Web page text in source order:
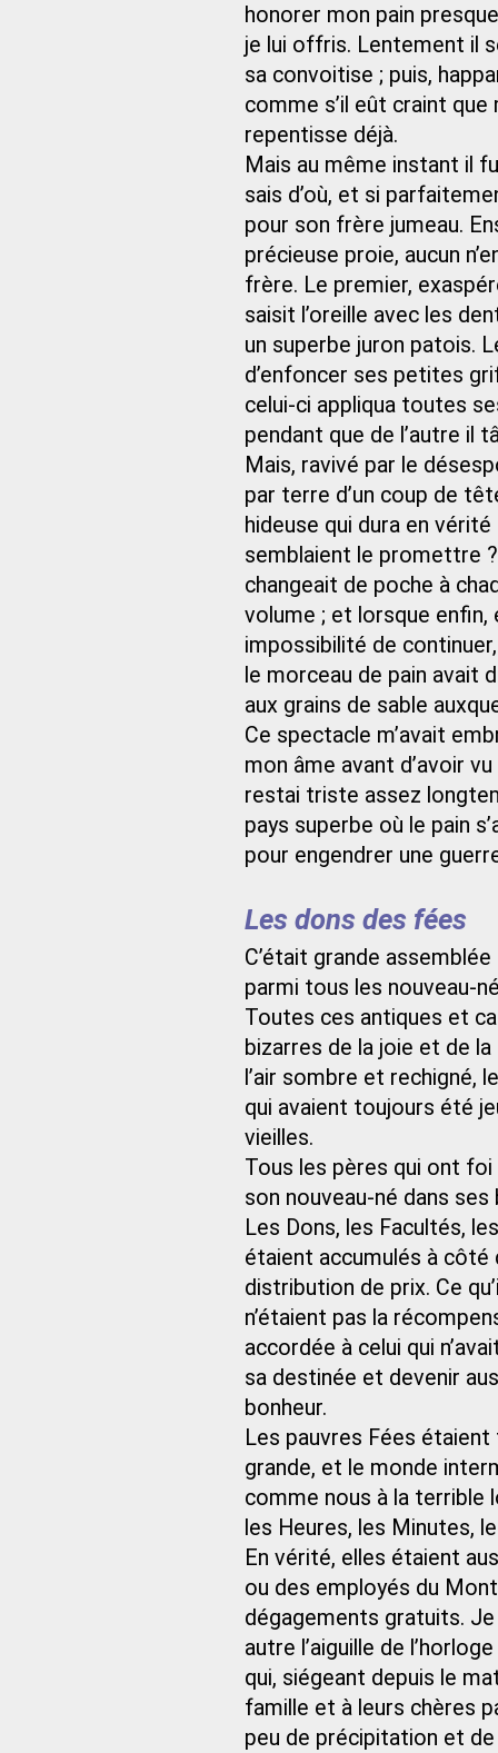
honorer mon pain
je lui offris. Lentement il
sa convoitise ; puis,
comme s’il eût craint
repentisse déjà.
Mais au même instant il
sais d’où, et si
pour son frère jumeau.
précieuse proie, aucun
frère. Le premier,
saisit l’oreille avec les
un superbe juron patois.
d’enfoncer ses petites
celui-ci appliqua toutes
pendant que de l’autre il
Mais, ravivé par le
par terre d’un coup de
hideuse qui dura en
semblaient le promettre
changeait de poche à
volume ; et lorsque enfin,
impossibilité de continuer,
le morceau de pain avait
aux grains de sable
Ce spectacle m’avait
mon âme avant d’avoir
restai triste assez
pays superbe où le pain
pour engendrer une
Les dons des fées
C’était grande
parmi tous les nouveau-
Toutes ces antiques et
bizarres de la joie et de
l’air sombre et rechigné,
qui avaient toujours été
vieilles.
Tous les pères qui ont
son nouveau-né dans ses
Les Dons, les Facultés,
étaient accumulés à côté
distribution de prix. Ce
n’étaient pas la
accordée à celui qui
sa destinée et devenir
bonheur.
Les pauvres Fées
grande, et le monde
comme nous à la terrible
les Heures, les Minutes,
En vérité, elles étaient
ou des employés du
dégagements gratuits.
autre l’aiguille de
qui, siégeant depuis le
famille et à leurs chères
peu de précipitation et de